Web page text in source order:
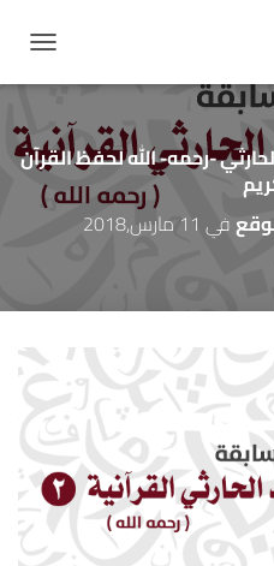
-رحمه- الله لحفظ القرآن
في 11 مارس,2018